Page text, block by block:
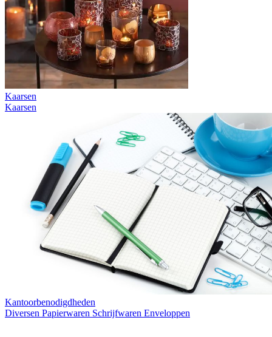
Kaarsen
Kaarsen
Kantoorbenodigdheden
Diversen Papierwaren Schrijfwaren Enveloppen